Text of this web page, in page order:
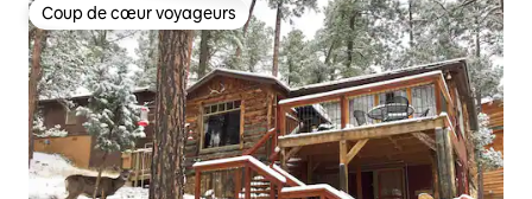
Coup de cœur voyageurs
Coup de cœur voyageurs